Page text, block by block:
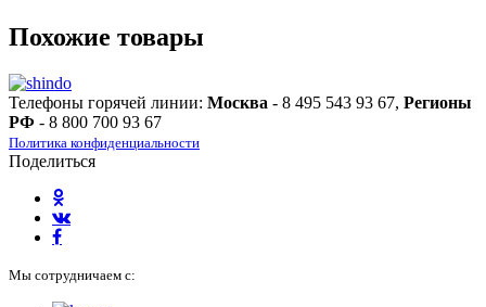
Похожие товары
Телефоны горячей линии: Москва - 8 495 543 93 67, Регионы
РФ - 8 800 700 93 67
Политика конфиденциальности
Поделиться
Мы сотрудничаем с: